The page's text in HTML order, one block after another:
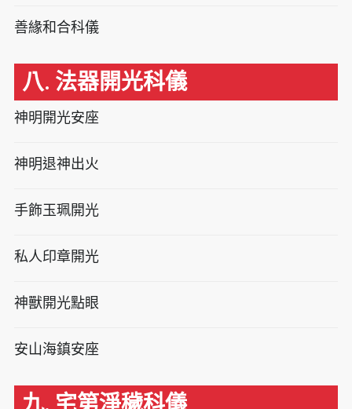
善緣和合科儀
八. 法器開光科儀
神明開光安座
神明退神出火
手飾玉珮開光
私人印章開光
神獸開光點眼
安山海鎮安座